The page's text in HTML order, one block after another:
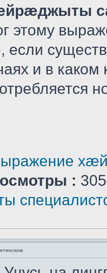
этому
если
и в каком
: